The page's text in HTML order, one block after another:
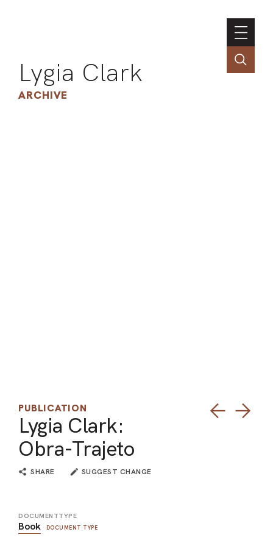
Lygia Clark
ARCHIVE
PUBLICATION
Lygia Clark:
Obra-Trajeto
SHARE SUGGEST CHANGE
DOCUMENTTYPE
Book DOCUMENT TYPE